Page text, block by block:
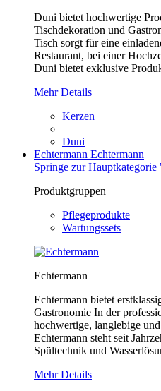
Duni bietet hochwertige
Tischdekoration und
Tisch sorgt für eine
Restaurant, bei einer
Duni bietet exklusive
Mehr Details
Kerzen
Duni
Echtermann Echtermann
Springe zur
Produktgruppen
Pflegeprodukte
Wartungssets
Echtermann
Echtermann bietet
Gastronomie In der
hochwertige, langlebige
Echtermann steht seit
Spültechnik und
Mehr Details